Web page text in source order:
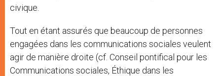
civique.
Tout en étant assurés que beaucoup de personnes
engagées dans les communications sociales veulent
agir de manière droite (cf. Conseil pontifical pour les
Communications sociales, Éthique dans les